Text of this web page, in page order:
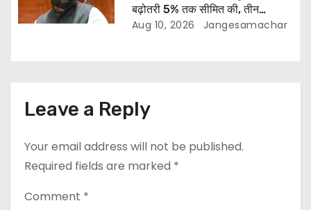
बढ़ोतरी 5% तक सीमित की, तीन
डिजिटल यूनिवर्सिटी के लिए बिल पास
Aug 10, 2026 Jangesamachar
Leave a Reply
Your email address will not be published.
Required fields are marked *
Comment *